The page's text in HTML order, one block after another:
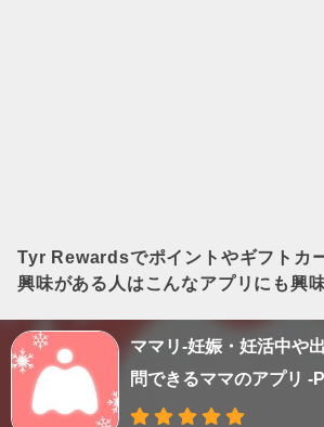
Tyr Rewardsでポイントやギフトカ
興味がある人はこんなアプリにも興
ママリ-妊娠・妊活中や
問できるママのアプリ -